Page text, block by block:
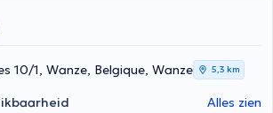
10/1, Wanze, Belgique, Wanze 5,3 km
Alles zien